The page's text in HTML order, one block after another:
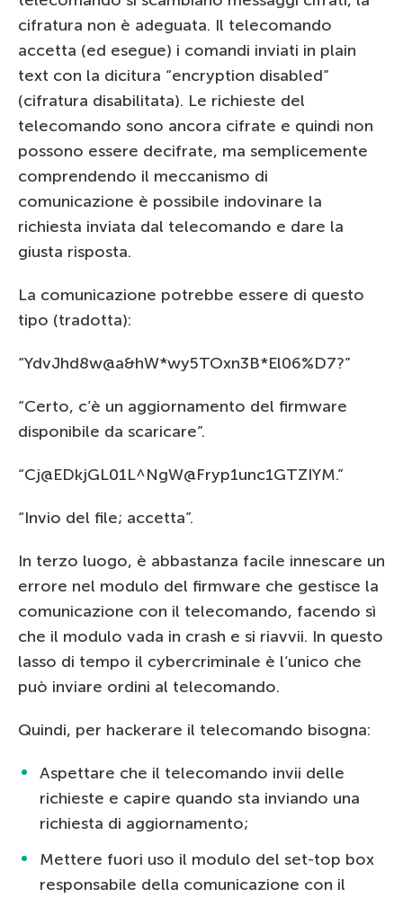
cifratura non è adeguata. Il telecomando
accetta (ed esegue) i comandi inviati in plain
text con la dicitura “encryption disabled”
(cifratura disabilitata). Le richieste del
telecomando sono ancora cifrate e quindi non
possono essere decifrate, ma semplicemente
comprendendo il meccanismo di
comunicazione è possibile indovinare la
richiesta inviata dal telecomando e dare la
giusta risposta.
La comunicazione potrebbe essere di questo
tipo (tradotta):
“YdvJhd8w@a&hW*wy5TOxn3B*El06%D7?”
“Certo, c’è un aggiornamento del firmware
disponibile da scaricare”.
“Cj@EDkjGL01L^NgW@Fryp1unc1GTZIYM.”
“Invio del file; accetta”.
In terzo luogo, è abbastanza facile innescare un
errore nel modulo del firmware che gestisce la
comunicazione con il telecomando, facendo sì
che il modulo vada in crash e si riavvii. In questo
lasso di tempo il cybercriminale è l’unico che
può inviare ordini al telecomando.
Quindi, per hackerare il telecomando bisogna:
Aspettare che il telecomando invii delle
richieste e capire quando sta inviando una
richiesta di aggiornamento;
Mettere fuori uso il modulo del set-top box
responsabile della comunicazione con il